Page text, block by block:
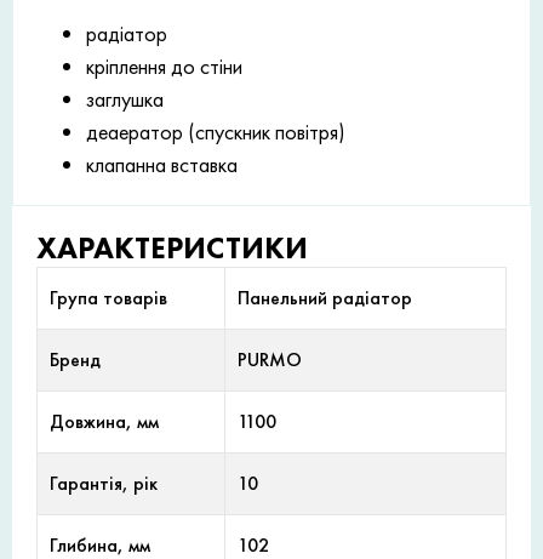
радіатор
кріплення до стіни
заглушка
деаератор (спускник повітря)
клапанна вставка
ХАРАКТЕРИСТИКИ
Група товарів Панельний радіатор
Бренд PURMO
Довжина, мм 1100
Гарантія, рік 10
Глибина, мм 102